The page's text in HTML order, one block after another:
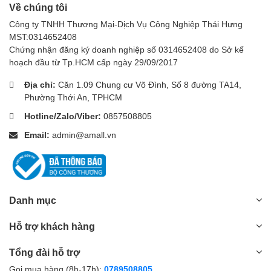
Về chúng tôi
Công ty TNHH Thương Mại-Dịch Vụ Công Nghiệp Thái Hưng
MST:0314652408
Chứng nhận đăng ký doanh nghiệp số 0314652408 do Sở kế
hoạch đầu từ Tp.HCM cấp ngày 29/09/2017
Địa chỉ: Căn 1.09 Chung cư Võ Đình, Số 8 đường TA14,
Phường Thới An, TPHCM
Hotline/Zalo/Viber: 0857508805
Email: admin@amall.vn
Danh mục
Hỗ trợ khách hàng
Tổng đài hỗ trợ